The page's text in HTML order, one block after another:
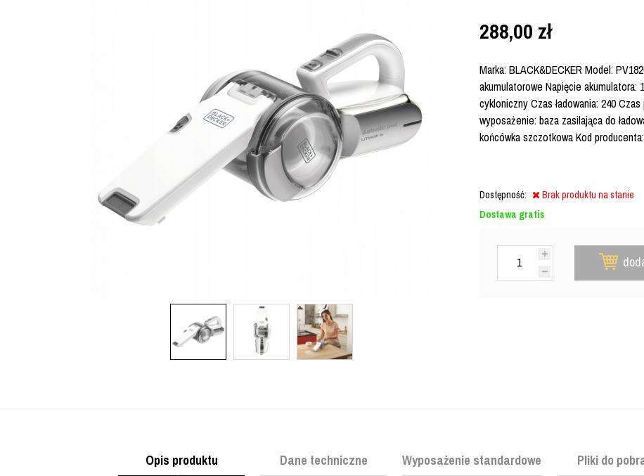
288,00 zł
Marka: BLACK&DECKER Model:
akumulatorowe Napięcie akumulatora:
cykloniczny Czas ładowania: 240
wyposażenie: baza zasilająca do
końcówka szczotkowa Kod
Dostępność:
Brak produktu na stanie
Dostawa gratis
Opis produktu Dane techniczne Wyposażenie standardowe Pliki do